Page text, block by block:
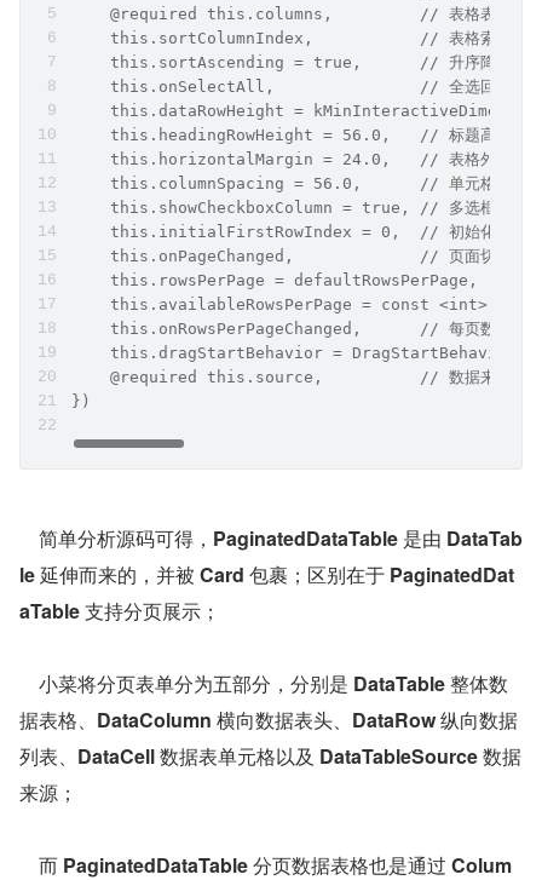
    @required this.columns,         // 表格表头
    this.sortColumnIndex,           // 表格索引
    this.sortAscending = true,      // 升序降序
    this.onSelectAll,               // 全选回调
this.dataRowHeight =
    this.headingRowHeight = 56.0,   // 标题高度
    this.horizontalMargin = 24.0,   // 表格外边距
    this.columnSpacing = 56.0,      // 单元格间距
    this.showCheckboxColumn = true, // 多选框显隐性
this.initialFirstRowIndex = 0,  // 初始化起始
    this.onPageChanged,             // 页面切换回调
this.rowsPerPage = defaultRowsPerPage,
this.availableRowsPerPage = const
this.onRowsPerPageChanged,      // 每页数据条数
this.dragStartBehavior =
    @required this.source,          // 数据来源
})
简单分析源码可得， PaginatedDataTable 是由 DataTab
le 延伸而来的，并被 Card 包裹；区别在于 PaginatedDat
aTable 支持分页展示；
小菜将分页表单分为五部分，分别是 DataTable 整体数
据表格、 DataColumn 横向数据表头、 DataRow 纵向数据
列表、 DataCell 数据表单元格以及 DataTableSource 数据
来源；
而 PaginatedDataTable 分页数据表格也是通过 Colum